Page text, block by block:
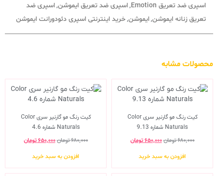
اسپری ضد تعریق Emotion ,اسپری ضد تعریق ایموشن,اسپری ضد
تعریق زنانه ایموشن,ایموشن,خرید اینترنتی اسپری دئودورانت ایموشن
محصولات مشابه
کیت رنگ مو گارنیر سری Color
Naturals شماره 9.13
۶۸۰,۰۰۰تومان۶۵۰,۰۰۰ تومان
افزودن به سبد خرید
کیت رنگ مو گارنیر سری Color
Naturals شماره 4.6
۶۸۰,۰۰۰تومان۶۵۰,۰۰۰ تومان
افزودن به سبد خرید